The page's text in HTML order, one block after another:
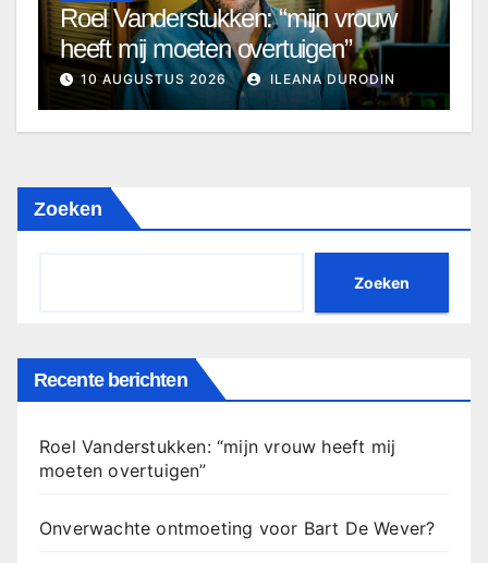
Roel Vanderstukken: “mijn vrouw
heeft mij moeten overtuigen”
10 AUGUSTUS 2026 ILEANA DURODIN
Zoeken
Zoeken
Recente berichten
Roel Vanderstukken: “mijn vrouw heeft mij
moeten overtuigen”
Onverwachte ontmoeting voor Bart De Wever?